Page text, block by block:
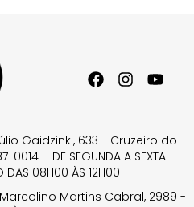
Gaidzinki, 633 - Cruzeiro do
– DE SEGUNDA A SEXTA
DAS 08H00 ÀS 12H00
Martins Cabral, 2989 -